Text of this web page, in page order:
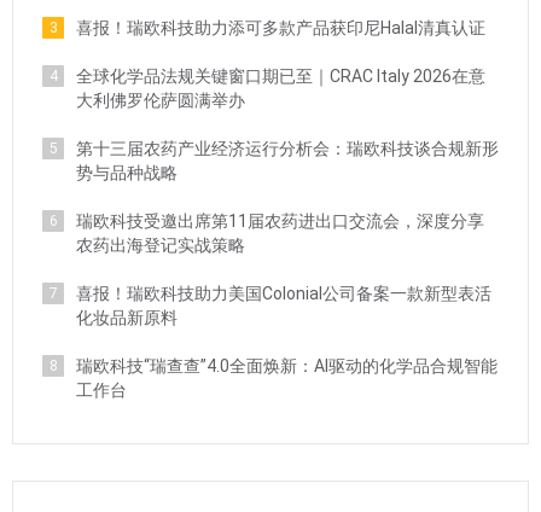
3 喜报！瑞欧科技助力添可多款产品获印尼Halal清真认证
4
全球化学品法规关键窗口期已至｜CRAC Italy 2026在意
大利佛罗伦萨圆满举办
5
第十三届农药产业经济运行分析会：瑞欧科技谈合规新形
势与品种战略
6
瑞欧科技受邀出席第11届农药进出口交流会，深度分享
农药出海登记实战策略
7
喜报！瑞欧科技助力美国Colonial公司备案一款新型表活
化妆品新原料
8
瑞欧科技“瑞查查”4.0全面焕新：AI驱动的化学品合规智能
工作台